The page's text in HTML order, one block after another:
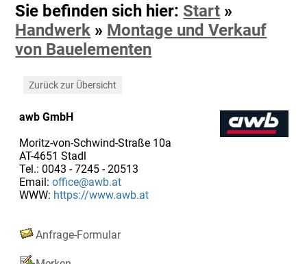
Sie befinden sich hier: Start »
Handwerk » Montage und Verkauf
von Bauelementen
Zurück zur Übersicht
awb GmbH
Moritz-von-Schwind-Straße 10a
AT-4651 Stadl
Tel.: 0043 - 7245 - 20513
Email: office@awb.at
WWW: https://www.awb.at
Anfrage-Formular